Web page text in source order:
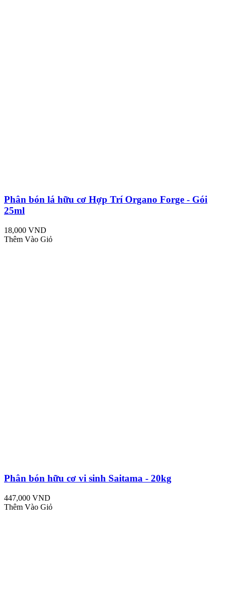
Phân bón lá hữu cơ Hợp Trí Organo Forge - Gói
25ml
18,000 VND
Thêm Vào Giỏ
Phân bón hữu cơ vi sinh Saitama - 20kg
447,000 VND
Thêm Vào Giỏ